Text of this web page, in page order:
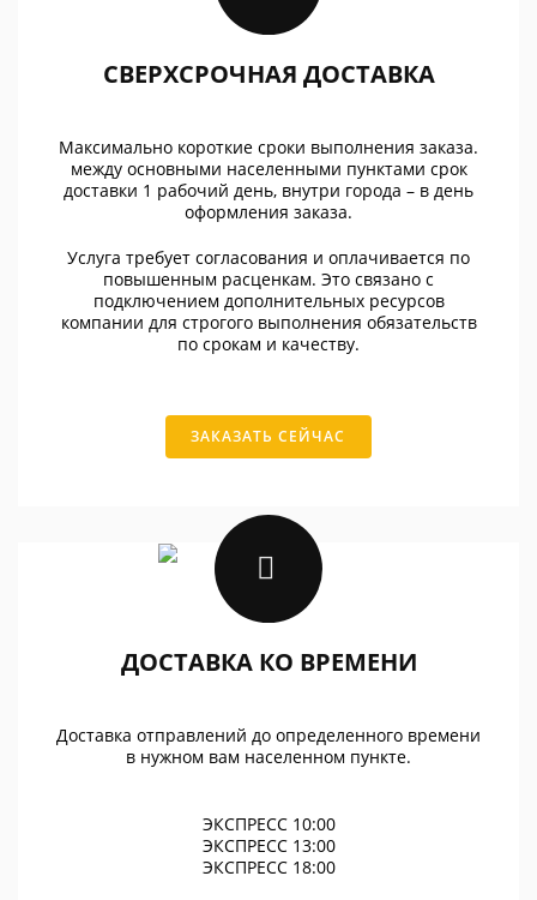
СВЕРХСРОЧНАЯ ДОСТАВКА
Максимально короткие сроки выполнения заказа.
между основными населенными пунктами срок
доставки 1 рабочий день, внутри города – в день
оформления заказа.
Услуга требует согласования и оплачивается по
повышенным расценкам. Это связано с
подключением дополнительных ресурсов
компании для строгого выполнения обязательств
по срокам и качеству.
ЗАКАЗАТЬ СЕЙЧАС
ДОСТАВКА КО ВРЕМЕНИ
Доставка отправлений до определенного времени
в нужном вам населенном пункте.
ЭКСПРЕСС 10:00
ЭКСПРЕСС 13:00
ЭКСПРЕСС 18:00